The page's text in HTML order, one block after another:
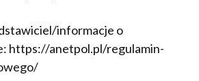
informacje o
https://anetpol.pl/regulamin-